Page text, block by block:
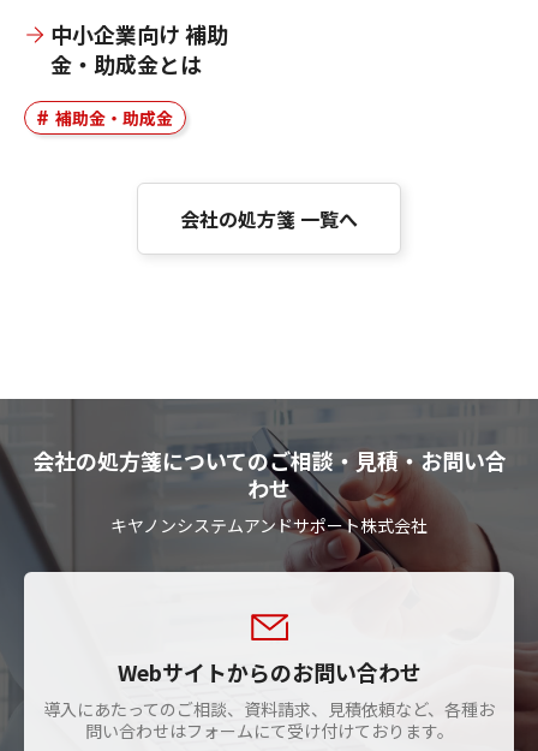
中小企業向け 補助
金・助成金とは
補助金・助成金
会社の処方箋 一覧へ
会社の処方箋についてのご相談・見積・お問い合
わせ
キヤノンシステムアンドサポート株式会社
Webサイトからのお問い合わせ
導入にあたってのご相談、資料請求、見積依頼など、各種お
問い合わせはフォームにて受け付けております。